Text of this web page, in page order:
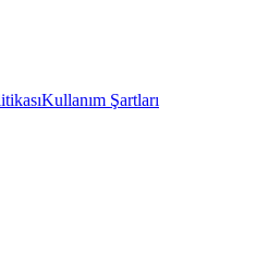
Kullanım Şartları